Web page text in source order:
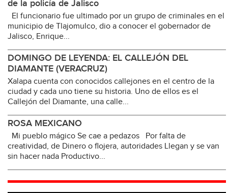
de la policía de Jalisco
El funcionario fue ultimado por un grupo de criminales en el
municipio de Tlajomulco, dio a conocer el gobernador de
Jalisco, Enrique...
DOMINGO DE LEYENDA: EL CALLEJÓN DEL
DIAMANTE (VERACRUZ)
Xalapa cuenta con conocidos callejones en el centro de la
ciudad y cada uno tiene su historia. Uno de ellos es el
Callejón del Diamante, una calle...
ROSA MEXICANO
Mi pueblo mágico Se cae a pedazos Por falta de
creatividad, de Dinero o flojera, autoridades Llegan y se van
sin hacer nada Productivo...